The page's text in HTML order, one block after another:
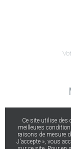
Ce site utilise des
meilleures
raisons de mesure
J'accepte », vous